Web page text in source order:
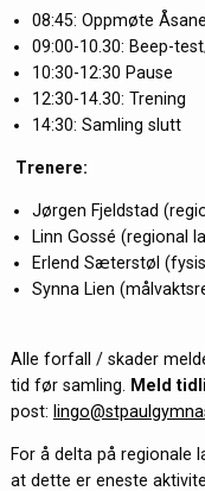
08:45: Oppmøte
09:00-10.30: Beep-
10:30-12:30 Pause
12:30-14.30: Trening
14:30: Samling slutt
Trenere:
Jørgen Fjeldstad
Linn Gossé (regional
Erlend Sæterstøl
Synna Lien
Alle forfall / skader
tid før samling. Meld
post:
For å delta på regionale
at dette er eneste